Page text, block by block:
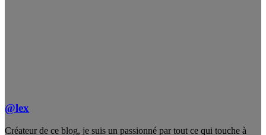
@lex
Créateur de ce blog, je suis un passionné par tout ce qui touche à